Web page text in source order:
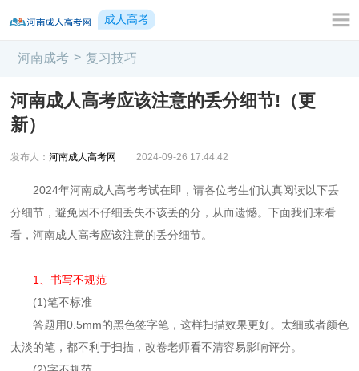
成人高考
河南成考 > 复习技巧
河南成人高考应该注意的丢分细节!（更
新）
发布人： 河南成人高考网 2024-09-26 17:44:42
2024年河南成人高考考试在即，请各位考生们认真阅读以下丢
分细节，避免因不仔细丢失不该丢的分，从而遗憾。下面我们来看
看，河南成人高考应该注意的丢分细节。
1、书写不规范
(1)笔不标准
答题用0.5mm的黑色签字笔，这样扫描效果更好。太细或者颜色
太淡的笔，都不利于扫描，改卷老师看不清容易影响评分。